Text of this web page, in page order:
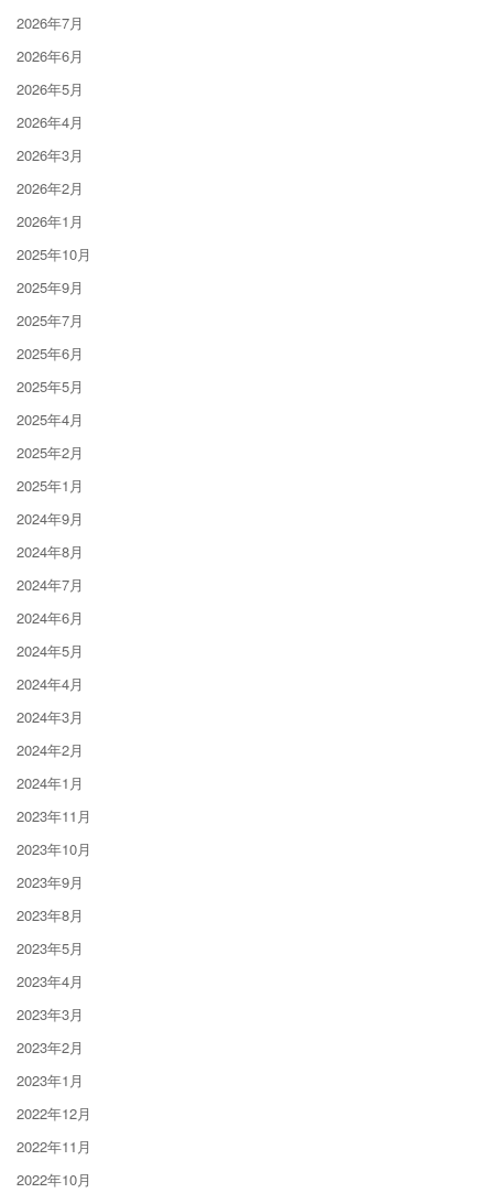
2026年7月
2026年6月
2026年5月
2026年4月
2026年3月
2026年2月
2026年1月
2025年10月
2025年9月
2025年7月
2025年6月
2025年5月
2025年4月
2025年2月
2025年1月
2024年9月
2024年8月
2024年7月
2024年6月
2024年5月
2024年4月
2024年3月
2024年2月
2024年1月
2023年11月
2023年10月
2023年9月
2023年8月
2023年5月
2023年4月
2023年3月
2023年2月
2023年1月
2022年12月
2022年11月
2022年10月